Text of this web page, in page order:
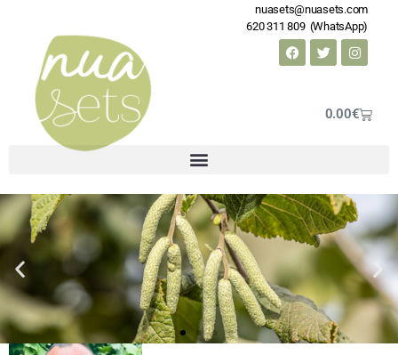
0.00€
nuasets@nuasets.com
620 311 809 (WhatsApp)